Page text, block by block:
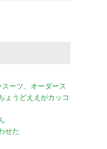
ーツ、オーダース
ょうどええがカッコ
せた